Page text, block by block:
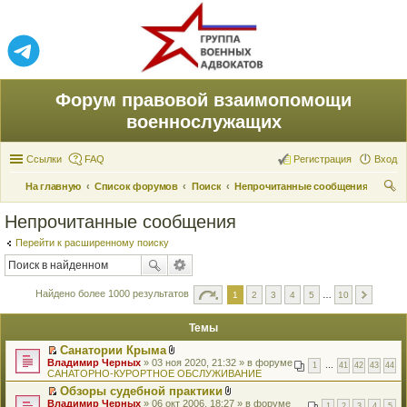
Форум правовой взаимопомощи
военнослужащих
Ссылки FAQ Вход
Регистрация
На главную Список форумов Поиск
Непрочитанные сообщения
Непрочитанные сообщения
Перейти к расширенному поиску
Найдено более 1000 результатов 1 2 3 4 5 10
Темы
П
е
р
е
й
Санатории Крыма
В
л
о
ж
е
1 41 42 43 44
Владимир Черных » 03 ноя 2020, 21:32 » в форуме
САНАТОРНО-КУРОРТНОЕ ОБСЛУЖИВАНИЕ
П
Обзоры судебной практики
В
Владимир Черных » 06 окт 2006, 18:27 » в форуме